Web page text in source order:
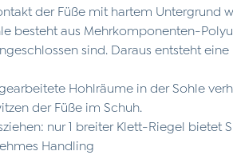
der Füße mit hartem Untergrund
besteht aus Mehrkomponenten-
sind. Daraus entsteht
Hohlräume in der Sohle
der Füße im Schuh.
nur 1 breiter Klett-Riegel bietet
Handling